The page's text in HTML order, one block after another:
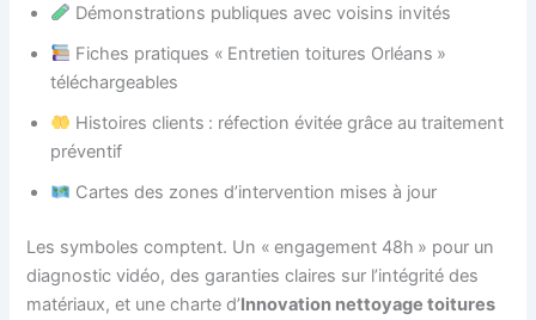
Démonstrations publiques avec voisins invités
Fiches pratiques « Entretien toitures Orléans »
téléchargeables
Histoires clients : réfection évitée grâce au traitement
préventif
Cartes des zones d’intervention mises à jour
Les symboles comptent. Un « engagement 48h » pour un
diagnostic vidéo, des garanties claires sur l’intégrité des
matériaux, et une charte d’Innovation nettoyage toitures